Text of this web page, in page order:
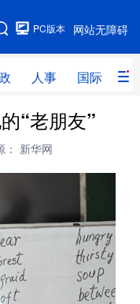
网站无障碍
PC版本
人事 国际 财
政 人事
评
教育
体育
康 军事
片 政务
“老朋友”
： 新华网